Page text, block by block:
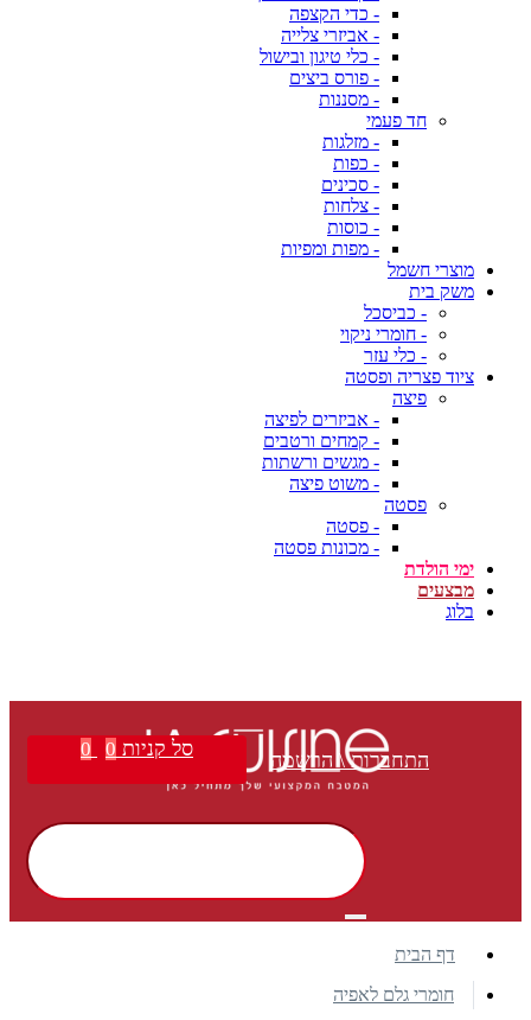
- כדי הקצפה
- אביזרי צלייה
- כלי טיגון ובישול
- פורס ביצים
- מסננות
חד פעמי
- מזלגות
- כפות
- סכינים
- צלחות
- כוסות
- מפות ומפיות
מוצרי חשמל
משק בית
- כביסכל
- חומרי ניקוי
- כלי עזר
ציוד פצריה ופסטה
פיצה
- אביזרים לפיצה
- קמחים ורטבים
- מגשים ורשתות
- משוט פיצה
פסטה
- פסטה
- מכונות פסטה
ימי הולדת
מבצעים
בלוג
התחברות \ הרשמה סל קניות 0
0
דף הבית
חומרי גלם לאפיה